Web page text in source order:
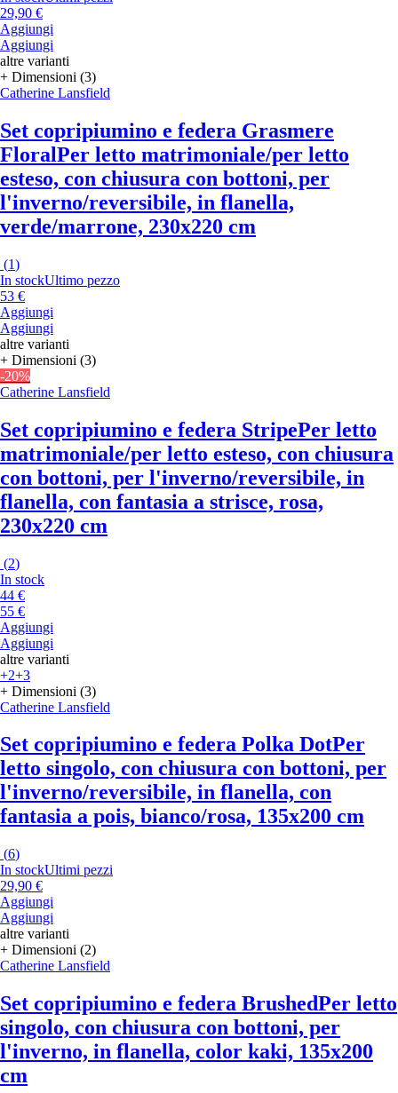
29,90 €
Aggiungi
Aggiungi
altre varianti
+ Dimensioni (3)
Catherine Lansfield
Set copripiumino e federa Grasmere
FloralPer letto matrimoniale/per letto
esteso, con chiusura con bottoni, per
l'inverno/reversibile, in flanella,
verde/marrone, 230x220 cm
(1)
In stockUltimo pezzo
53 €
Aggiungi
Aggiungi
altre varianti
+ Dimensioni (3)
-20%
Catherine Lansfield
Set copripiumino e federa StripePer letto
matrimoniale/per letto esteso, con chiusura
con bottoni, per l'inverno/reversibile, in
flanella, con fantasia a strisce, rosa,
230x220 cm
(2)
In stock
44 €
55 €
Aggiungi
Aggiungi
altre varianti
+2+3
+ Dimensioni (3)
Catherine Lansfield
Set copripiumino e federa Polka DotPer
letto singolo, con chiusura con bottoni, per
l'inverno/reversibile, in flanella, con
fantasia a pois, bianco/rosa, 135x200 cm
(6)
In stockUltimi pezzi
29,90 €
Aggiungi
Aggiungi
altre varianti
+ Dimensioni (2)
Catherine Lansfield
Set copripiumino e federa BrushedPer letto
singolo, con chiusura con bottoni, per
l'inverno, in flanella, color kaki, 135x200
cm